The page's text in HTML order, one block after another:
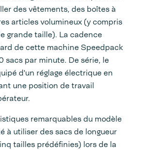
des vêtements, des boîtes à
articles volumineux (y compris
grande taille). La cadence
de cette machine Speedpack
sacs par minute. De série, le
d'un réglage électrique en
une position de travail
remarquables du modèle
à utiliser des sacs de longueur
tailles prédéfinies) lors de la